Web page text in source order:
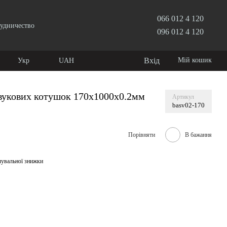
066 012 4 120
096 012 4 120
Укр UAH Вхід Мій кошик
котушок 170х1000х0.2мм Артикул
basv02-170
Порівняти В бажання
знижки